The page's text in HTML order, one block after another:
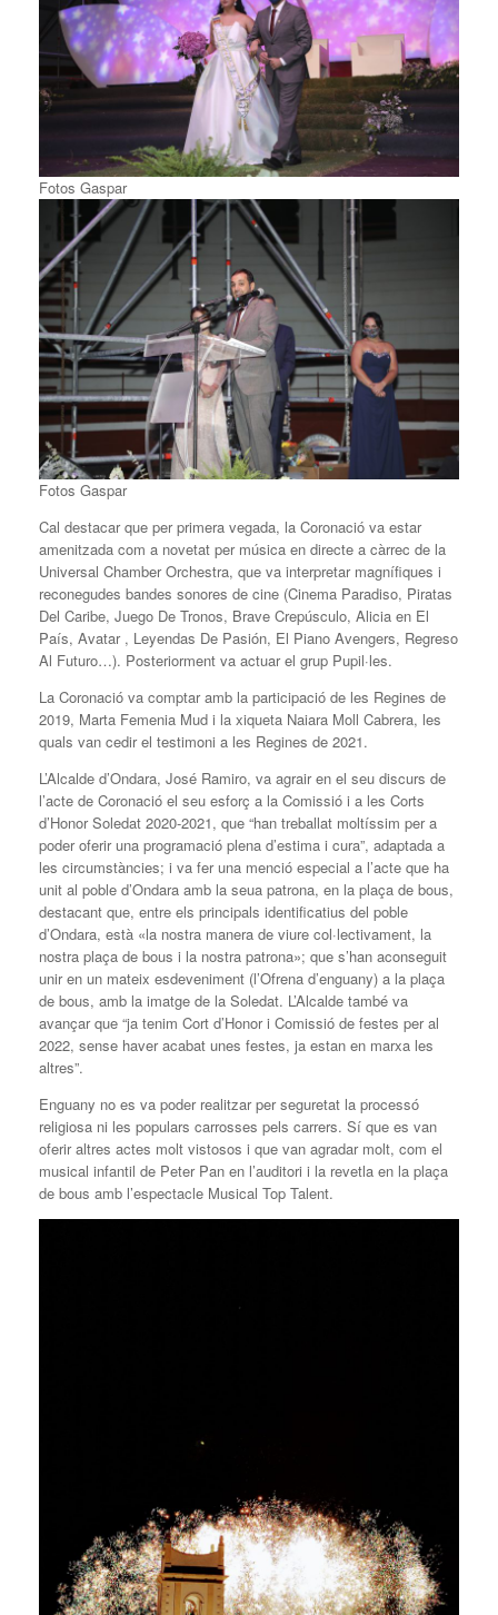
Fotos Gaspar
Fotos Gaspar
Cal destacar que per primera vegada, la Coronació va estar
amenitzada com a novetat per música en directe a càrrec de la
Universal Chamber Orchestra, que va interpretar magnífiques i
reconegudes bandes sonores de cine (Cinema Paradiso, Piratas
Del Caribe, Juego De Tronos, Brave Crepúsculo, Alicia en El
País, Avatar , Leyendas De Pasión, El Piano Avengers, Regreso
Al Futuro…). Posteriorment va actuar el grup Pupil·les.
La Coronació va comptar amb la participació de les Regines de
2019, Marta Femenia Mud i la xiqueta Naiara Moll Cabrera, les
quals van cedir el testimoni a les Regines de 2021.
L’Alcalde d’Ondara, José Ramiro, va agrair en el seu discurs de
l’acte de Coronació el seu esforç a la Comissió i a les Corts
d’Honor Soledat 2020-2021, que “han treballat moltíssim per a
poder oferir una programació plena d’estima i cura”, adaptada a
les circumstàncies; i va fer una menció especial a l’acte que ha
unit al poble d’Ondara amb la seua patrona, en la plaça de bous,
destacant que, entre els principals identificatius del poble
d’Ondara, està «la nostra manera de viure col·lectivament, la
nostra plaça de bous i la nostra patrona»; que s’han aconseguit
unir en un mateix esdeveniment (l’Ofrena d’enguany) a la plaça
de bous, amb la imatge de la Soledat. L’Alcalde també va
avançar que “ja tenim Cort d’Honor i Comissió de festes per al
2022, sense haver acabat unes festes, ja estan en marxa les
altres”.
Enguany no es va poder realitzar per seguretat la processó
religiosa ni les populars carrosses pels carrers. Sí que es van
oferir altres actes molt vistosos i que van agradar molt, com el
musical infantil de Peter Pan en l’auditori i la revetla en la plaça
de bous amb l’espectacle Musical Top Talent.